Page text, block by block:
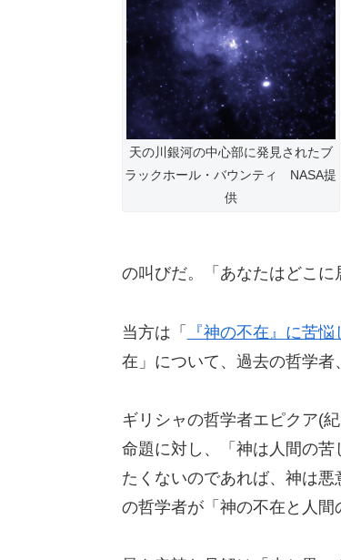
天の川銀河の中心部に発見されたブ
ラックホール・バウンティ NASA提
供
の叫びだ。「あなたはどこに
当方は「 『神の不在』に苦悩
在」について、過去の哲学者
ギリシャの哲学者エピクア(
命題に対し、「神は人間の
たくないのであれば、神は
の哲学者が「神の不在と人間